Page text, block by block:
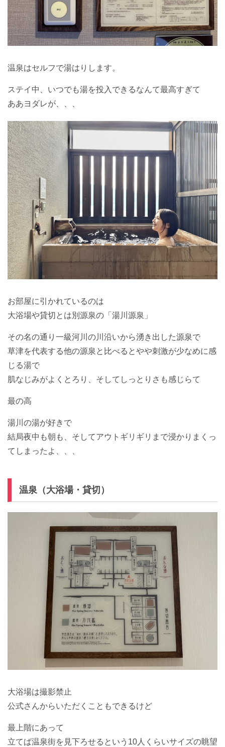
温泉はセルフで湯はりします。
ステイ中、いつでも湯を投入できるなんて最高すぎて
ああヨダレが、、、
お部屋に引かれているのは
大浴場や貸切とは別源泉の「湯川源泉」
その名の通り一級河川の川沿いから湧き出した源泉で
草津を代表する他の源泉と比べるとやや刺激が少なめに感
じる湯で
肌なじみがよくとろり、そしてしっとりさも感じらて
最の高
湯川の湯が好きで
結局夜中も朝も、そしてアウトギリギリまで浸かりまくっ
てしまったよ、、、
温泉（大浴場・貸切）
大浴場は撮影禁止
公式さんからいただくこともできるけど
最上階にあって
立てば温泉街を見下ろせるという10人くらいサイズの眺望